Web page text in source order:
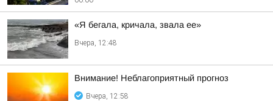
«Я бегала, кричала, звала ее»
Вчера, 12:48
Внимание! Неблагоприятный прогноз
Вчера, 12:58